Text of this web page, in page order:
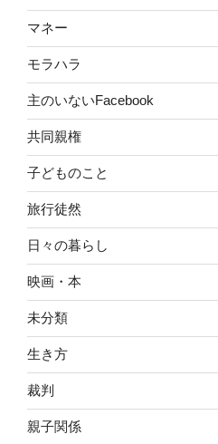
マネー
モラハラ
主のいないFacebook
共同親権
子どものこと
旅行徒然
日々の暮らし
映画・本
未分類
生き方
裁判
親子関係